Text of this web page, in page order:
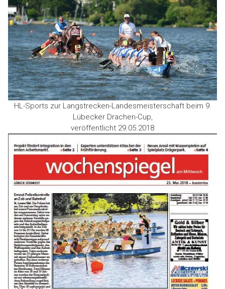
HL-Sports zur Langstrecken-Landesmeisterschaft beim 9.
Lübecker Drachen-Cup,
veröffentlicht 29.05.2018